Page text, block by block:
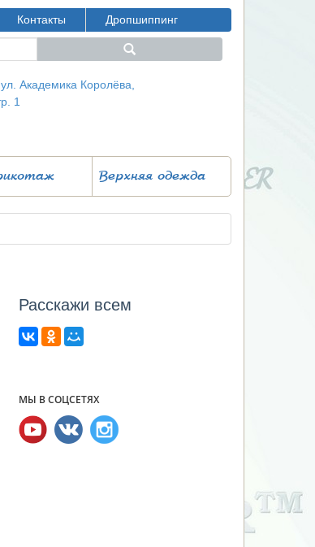
Контакты Дропшиппинг
Академика Королёва,
1
Верхняя одежда
Расcкажи всем
МЫ В СОЦСЕТЯХ